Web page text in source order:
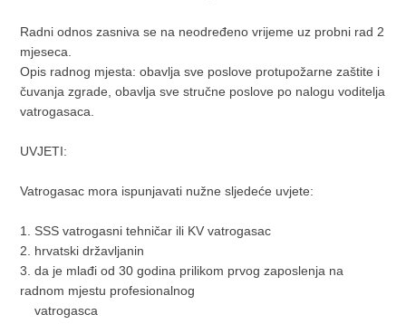
Radni odnos zasniva se na neodređeno vrijeme uz probni rad 2
mjeseca.
Opis radnog mjesta: obavlja sve poslove protupožarne zaštite i
čuvanja zgrade, obavlja sve stručne poslove po nalogu voditelja
vatrogasaca.
UVJETI:
Vatrogasac mora ispunjavati nužne sljedeće uvjete:
1. SSS vatrogasni tehničar ili KV vatrogasac
2. hrvatski državljanin
3. da je mlađi od 30 godina prilikom prvog zaposlenja na
radnom mjestu profesionalnog
vatrogasca